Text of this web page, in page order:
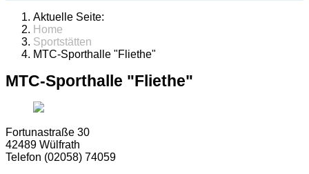
Aktuelle Seite:
Home
Sportstätten
MTC-Sporthalle "Fliethe"
MTC-Sporthalle "Fliethe"
Fortunastraße 30
42489 Wülfrath
Telefon (02058) 74059